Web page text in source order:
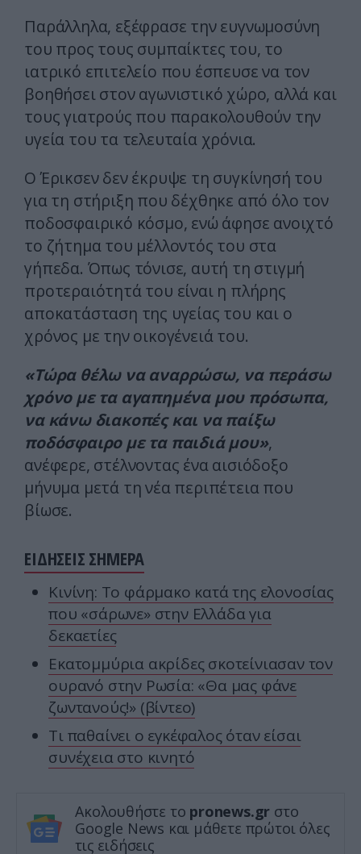
Παράλληλα, εξέφρασε την ευγνωμοσύνη
του προς τους συμπαίκτες του, το
ιατρικό επιτελείο που έσπευσε να τον
βοηθήσει στον αγωνιστικό χώρο, αλλά και
τους γιατρούς που παρακολουθούν την
υγεία του τα τελευταία χρόνια.
Ο Έρικσεν δεν έκρυψε τη συγκίνησή του
για τη στήριξη που δέχθηκε από όλο τον
ποδοσφαιρικό κόσμο, ενώ άφησε ανοιχτό
το ζήτημα του μέλλοντός του στα
γήπεδα. Όπως τόνισε, αυτή τη στιγμή
προτεραιότητά του είναι η πλήρης
αποκατάσταση της υγείας του και ο
χρόνος με την οικογένειά του.
«Τώρα θέλω να αναρρώσω, να περάσω
χρόνο με τα αγαπημένα μου πρόσωπα,
να κάνω διακοπές και να παίξω
ποδόσφαιρο με τα παιδιά μου»,
ανέφερε, στέλνοντας ένα αισιόδοξο
μήνυμα μετά τη νέα περιπέτεια που
βίωσε.
ΕΙΔΗΣΕΙΣ ΣΗΜΕΡΑ
Κινίνη: Το φάρμακο κατά της ελονοσίας
που «σάρωνε» στην Ελλάδα για
δεκαετίες
Εκατομμύρια ακρίδες σκοτείνιασαν τον
ουρανό στην Ρωσία: «Θα μας φάνε
ζωντανούς!» (βίντεο)
Τι παθαίνει ο εγκέφαλος όταν είσαι
συνέχεια στο κινητό
Ακολουθήστε το pronews.gr στο
Google News και μάθετε πρώτοι όλες
τις ειδήσεις